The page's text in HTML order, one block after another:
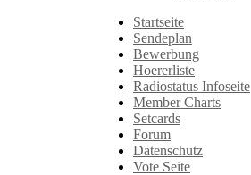
Startseite
Sendeplan
Bewerbung
Hoererliste
Radiostatus Infoseite
Member Charts
Setcards
Forum
Datenschutz
Vote Seite